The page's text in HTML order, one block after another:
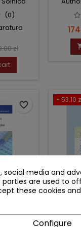
(0)
zł
favorite_border
- 53.10
media and
are used to
these cookies
Configure